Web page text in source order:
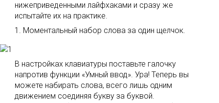
нижеприведенными лайфхаками и сразу же
испытайте их на практике.
1. Моментальный набор слова за один щелчок.
В настройках клавиатуры поставьте галочку
напротив функции «Умный ввод». Ура! Теперь вы
можете набирать слова, всего лишь одним
движением соединяя букву за буквой.